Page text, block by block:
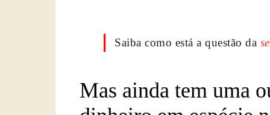
Saiba como está a questão da
Mas ainda tem uma